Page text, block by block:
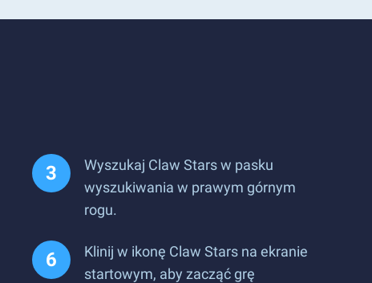
Wyszukaj Claw Stars w pasku
wyszukiwania w prawym górnym
rogu.
Klinij w ikonę Claw Stars na ekranie
startowym, aby zacząć grę